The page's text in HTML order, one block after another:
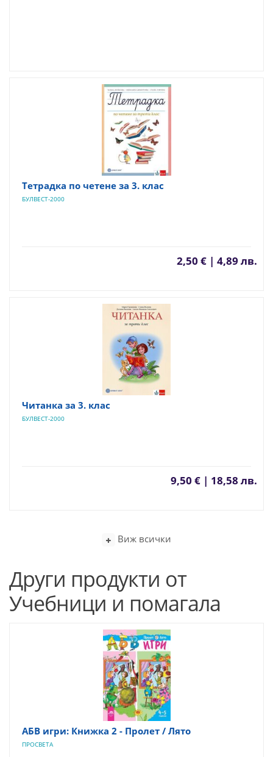
Тетрадка по четене за 3. клас
БУЛВЕСТ-2000
2,50 € | 4,89 лв.
Читанка за 3. клас
БУЛВЕСТ-2000
9,50 € | 18,58 лв.
Виж всички
Други продукти от
Учебници и помагала
АБВ игри: Книжка 2 - Пролет / Лято
ПРОСВЕТА